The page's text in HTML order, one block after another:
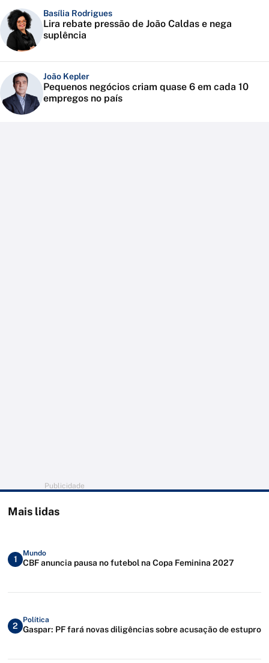
Basília Rodrigues
Lira rebate pressão de João Caldas e nega
suplência
João Kepler
Pequenos negócios criam quase 6 em cada 10
empregos no país
Publicidade
Mais lidas
1
Mundo
CBF anuncia pausa no futebol na Copa Feminina 2027
2
Política
Gaspar: PF fará novas diligências sobre acusação de estupro